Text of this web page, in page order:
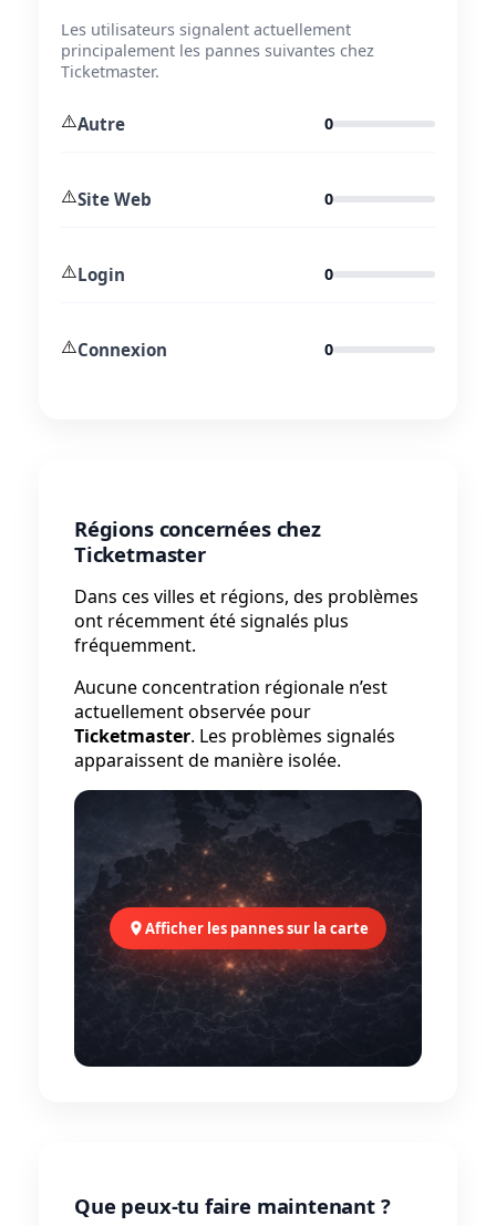
Les utilisateurs signalent actuellement
principalement les pannes suivantes chez
Ticketmaster.
⚠️Autre 0
⚠️Site Web 0
⚠️Login 0
⚠️Connexion 0
Régions concernées chez
Ticketmaster
Dans ces villes et régions, des problèmes
ont récemment été signalés plus
fréquemment.
Aucune concentration régionale n’est
actuellement observée pour
Ticketmaster. Les problèmes signalés
apparaissent de manière isolée.
Afficher les pannes sur la carte
Que peux-tu faire maintenant ?